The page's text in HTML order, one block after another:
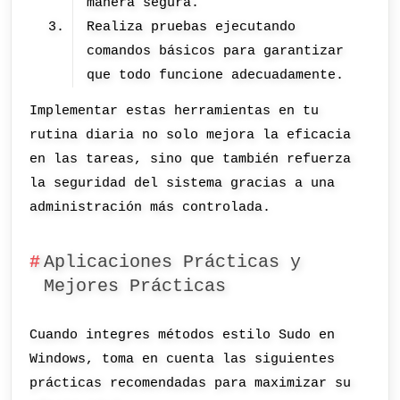
Realiza pruebas ejecutando
comandos básicos para garantizar
que todo funcione adecuadamente.
Implementar estas herramientas en tu
rutina diaria no solo mejora la eficacia
en las tareas, sino que también refuerza
la seguridad del sistema gracias a una
administración más controlada.
Aplicaciones Prácticas y
Mejores Prácticas
Cuando integres métodos estilo Sudo en
Windows, toma en cuenta las siguientes
prácticas recomendadas para maximizar su